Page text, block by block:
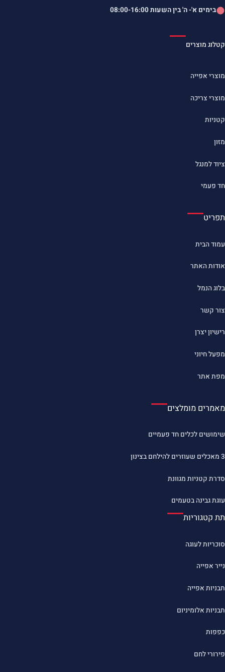
בימים א'- ה' בין השעות08:00-16:00
קטלוג מוצרים
מוצרי אפייה
מוצרי צריכה
קטניות
מזון
ציוד למנגל
חד פעמי
תפריט
עמוד הבית
אודות האתר
בלוג הנמל
צור קשר
רישיון יצרן
מפעל חיוני
מפת אתר
מאמרים מומלצים
שימושים לכלים חד פעמיים
3 מאכלים שעוזרים להילחם בצינון
סדרת קטניות מגוונת
עוגת גבינה בטעמים
תת קטגוריות
סוכריות לעוגה
נייר אפייה
תבניות אפייה
תבניות אלומיניום
כפפות
פירורי לחם